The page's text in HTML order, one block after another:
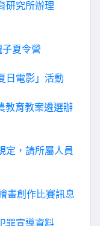
研究所辦理
夏令營
日電影」活動
教育教案遴選辦
定，請所屬人員
畫創作比賽訊息
罪宣導資料